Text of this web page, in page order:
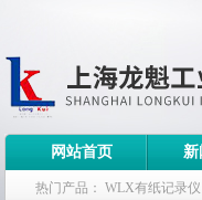
网站首页 新
热门产品： WLX有纸记录仪